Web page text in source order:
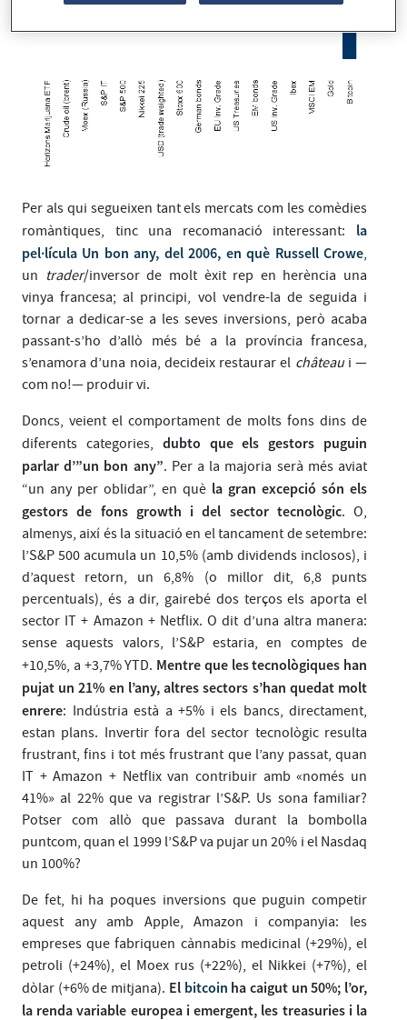
Per als qui segueixen tant els mercats com les comèdies
romàntiques, tinc una recomanació interessant: la
pel·lícula Un bon any, del 2006, en què Russell Crowe,
un trader/inversor de molt èxit rep en herència una
vinya francesa; al principi, vol vendre-la de seguida i
tornar a dedicar-se a les seves inversions, però acaba
passant-s’ho d’allò més bé a la província francesa,
s’enamora d’una noia, decideix restaurar el châteaui —
com no!— produir vi.
Doncs, veient el comportament de molts fons dins de
diferents categories, dubto que els gestors puguin
parlar d’”un bon any”. Per a la majoria serà més aviat
“un any per oblidar”, en què la gran excepció són els
gestors de fons growth i del sector tecnològic. O,
almenys, així és la situació en el tancament de setembre:
l’S&P 500 acumula un 10,5% (amb dividends inclosos), i
d’aquest retorn, un 6,8% (o millor dit, 6,8 punts
percentuals), és a dir, gairebé dos terços els aporta el
sector IT + Amazon + Netflix. O dit d’una altra manera:
sense aquests valors, l’S&P estaria, en comptes de
+10,5%, a +3,7% YTD. Mentre que les tecnològiques han
pujat un 21% en l’any, altres sectors s’han quedat molt
enrere: Indústria està a +5% i els bancs, directament,
estan plans. Invertir fora del sector tecnològic resulta
frustrant, fins i tot més frustrant que l’any passat, quan
IT + Amazon + Netflix van contribuir amb «només un
41%» al 22% que va registrar l’S&P. Us sona familiar?
Potser com allò que passava durant la bombolla
puntcom, quan el 1999 l’S&P va pujar un 20% i el Nasdaq
un 100%?
De fet, hi ha poques inversions que puguin competir
aquest any amb Apple, Amazon i companyia: les
empreses que fabriquen cànnabis medicinal (+29%), el
petroli (+24%), el Moex rus (+22%), el Nikkei (+7%), el
dòlar (+6% de mitjana). El bitcoin ha caigut un 50%; l’or,
la renda variable europea i emergent, les treasuries i la